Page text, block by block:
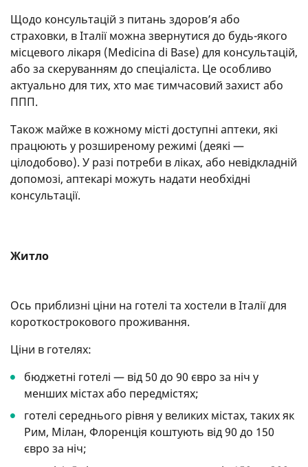
Щодо консультацій з питань здоров’я або
страховки, в Італії можна звернутися до будь-якого
місцевого лікаря (Medicina di Base) для консультацій,
або за скеруванням до спеціаліста. Це особливо
актуально для тих, хто має тимчасовий захист або
ППП.
Також майже в кожному місті доступні аптеки, які
працюють у розширеному режимі (деякі —
цілодобово). У разі потреби в ліках, або невідкладній
допомозі, аптекарі можуть надати необхідні
консультації.
Житло
Ось приблизні ціни на готелі та хостели в Італії для
короткострокового проживання.
Ціни в готелях:
бюджетні готелі — від 50 до 90 євро за ніч у
менших містах або передмістях;
готелі середнього рівня у великих містах, таких як
Рим, Мілан, Флоренція коштують від 90 до 150
євро за ніч;